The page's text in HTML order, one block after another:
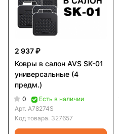
2 937 ₽
Ковры в салон AVS SK-01
универсальные (4
предм.)
0
Есть в наличии
Арт. A78274S
Код товара. 327657